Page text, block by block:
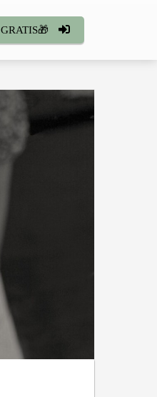
GRATIS🎁